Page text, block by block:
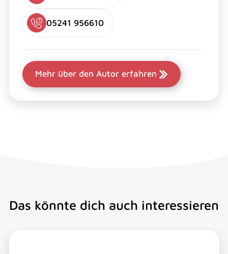
05241 956610
Mehr über den Autor erfahren
Das könnte dich auch interessieren